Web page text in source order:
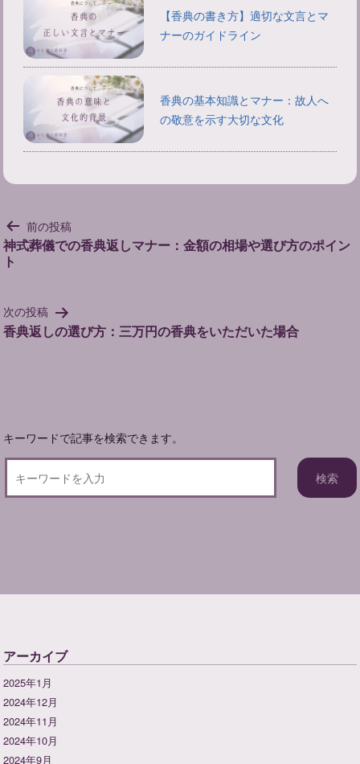
【香典の書き方】適切な文言とマ
ナーのガイドライン
香典の基本知識とマナー：故人へ
の敬意を示す大切な文化
投
稿
ナ
ゲ
ー
シ
前の投稿
神式葬儀での香典返しマナー：金額の相場や選び方のポイン
ト
次の投稿
香典返しの選び方：三万円の香典をいただいた場合
キーワードで記事を検索できます。
アーカイブ
2025年1月
2024年12月
2024年11月
2024年10月
2024年9月